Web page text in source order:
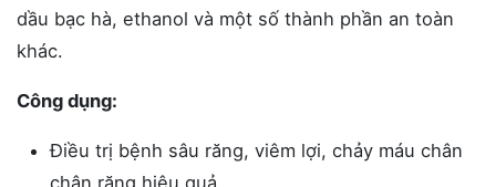
dầu bạc hà, ethanol và một số thành phần an toàn
khác.
Công dụng:
Điều trị bệnh sâu răng, viêm lợi, chảy máu chân
chân răng hiệu quả.